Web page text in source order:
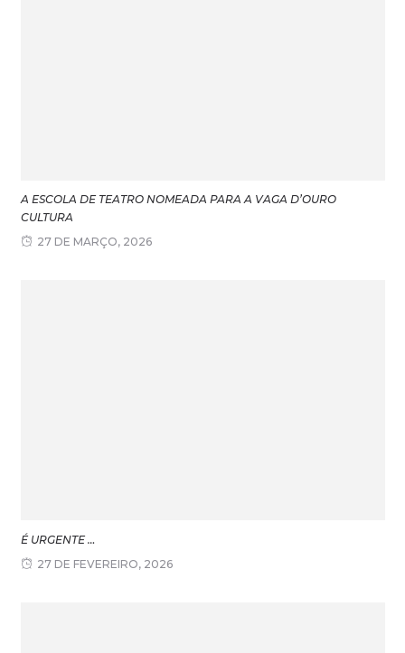
A ESCOLA DE TEATRO NOMEADA PARA A VAGA D’OURO
CULTURA
27 DE MARÇO, 2026
É URGENTE …
27 DE FEVEREIRO, 2026